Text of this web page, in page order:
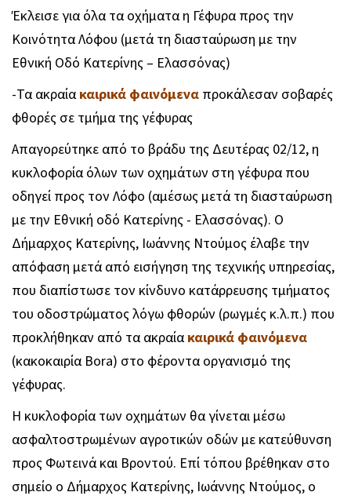
Έκλεισε για όλα τα οχήματα η Γέφυρα προς την
Κοινότητα Λόφου (μετά τη διασταύρωση με την
Εθνική Οδό Κατερίνης – Ελασσόνας)
-Τα ακραίακαιρικά φαινόμενα προκάλεσαν σοβαρές
φθορές σε τμήμα της γέφυρας
Απαγορεύτηκε από το βράδυ της Δευτέρας 02/12, η
κυκλοφορία όλων των οχημάτων στη γέφυρα που
οδηγεί προς τον Λόφο (αμέσως μετά τη διασταύρωση
με την Εθνική οδό Κατερίνης - Ελασσόνας). Ο
Δήμαρχος Κατερίνης, Ιωάννης Ντούμος έλαβε την
απόφαση μετά από εισήγηση της τεχνικής υπηρεσίας,
που διαπίστωσε τον κίνδυνο κατάρρευσης τμήματος
του οδοστρώματος λόγω φθορών (ρωγμές κ.λ.π.) που
προκλήθηκαν από τα ακραίακαιρικά φαινόμενα
(κακοκαιρία Bora) στο φέροντα οργανισμό της
γέφυρας.
Η κυκλοφορία των οχημάτων θα γίνεται μέσω
ασφαλτοστρωμένων αγροτικών οδών με κατεύθυνση
προς Φωτεινά και Βροντού. Επί τόπου βρέθηκαν στο
σημείο ο Δήμαρχος Κατερίνης, Ιωάννης Ντούμος, ο